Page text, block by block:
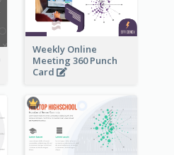
Weekly Online
Meeting 360 Punch
Card